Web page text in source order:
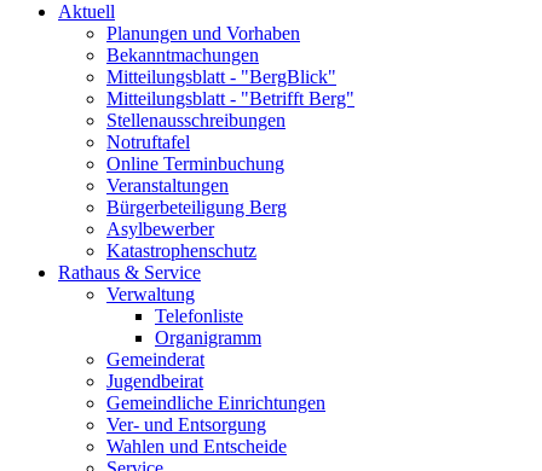
Aktuell
Planungen und Vorhaben
Bekanntmachungen
Mitteilungsblatt - "BergBlick"
Mitteilungsblatt - "Betrifft Berg"
Stellenausschreibungen
Notruftafel
Online Terminbuchung
Veranstaltungen
Bürgerbeteiligung Berg
Asylbewerber
Katastrophenschutz
Rathaus & Service
Verwaltung
Telefonliste
Organigramm
Gemeinderat
Jugendbeirat
Gemeindliche Einrichtungen
Ver- und Entsorgung
Wahlen und Entscheide